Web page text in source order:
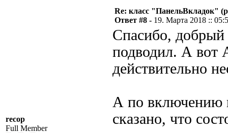
recop
Full Member
Re: класс "ПанельВкладок"
Ответ #8 - 19. Марта 2018 ::
Спасибо, добрый
подводил. А вот
действительно
А по включению
сказано, что